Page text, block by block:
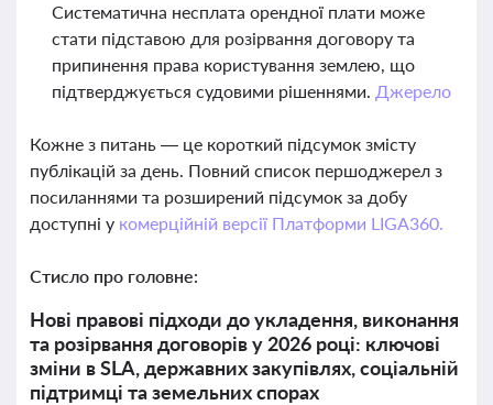
Систематична несплата орендної плати може
стати підставою для розірвання договору та
припинення права користування землею, що
підтверджується судовими рішеннями. Джерело
Кожне з питань — це короткий підсумок змісту
публікацій за день. Повний список першоджерел з
посиланнями та розширений підсумок за добу
доступні у комерційній версії Платформи LIGA360.
Стисло про головне:
Нові правові підходи до укладення, виконання
та розірвання договорів у 2026 році: ключові
зміни в SLA, державних закупівлях, соціальній
підтримці та земельних спорах